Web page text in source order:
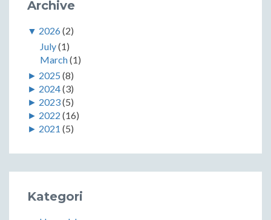
Archive
▼ 2026(2)
July(1)
March(1)
► 2025 (8)
► 2024(3)
► 2023(5)
► 2022 (16)
► 2021 (5)
Kategori